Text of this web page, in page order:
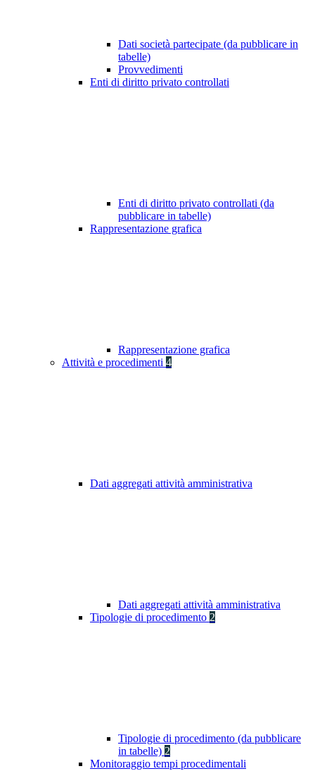
Dati società partecipate (da pubblicare in
tabelle)
Provvedimenti
Enti di diritto privato controllati
Enti di diritto privato controllati (da
pubblicare in tabelle)
Rappresentazione grafica
Rappresentazione grafica
Attività e procedimenti 4
Dati aggregati attività amministrativa
Dati aggregati attività amministrativa
Tipologie di procedimento 2
Tipologie di procedimento (da pubblicare
in tabelle) 2
Monitoraggio tempi procedimentali